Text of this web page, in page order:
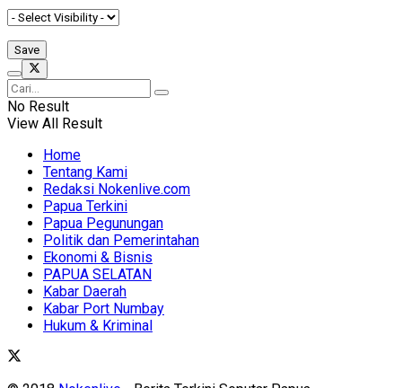
No Result
View All Result
Home
Tentang Kami
Redaksi Nokenlive.com
Papua Terkini
Papua Pegunungan
Politik dan Pemerintahan
Ekonomi & Bisnis
PAPUA SELATAN
Kabar Daerah
Kabar Port Numbay
Hukum & Kriminal